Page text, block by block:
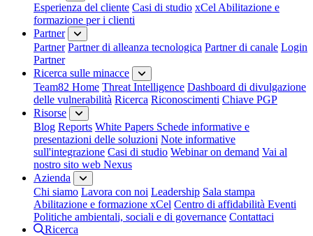
Esperienza del cliente Casi di studio xCel Abilitazione e
formazione per i clienti
Partner
Partner Partner di alleanza tecnologica Partner di canale Login
Partner
Ricerca sulle minacce
Team82 Home Threat Intelligence Dashboard di divulgazione
delle vulnerabilità Ricerca Riconoscimenti Chiave PGP
Risorse
Blog Reports White Papers Schede informative e
presentazioni delle soluzioni Note informative
sull'integrazione Casi di studio Webinar on demand Vai al
nostro sito web Nexus
Azienda
Chi siamo Lavora con noi Leadership Sala stampa
Abilitazione e formazione xCel Centro di affidabilità Eventi
Politiche ambientali, sociali e di governance Contattaci
Ricerca